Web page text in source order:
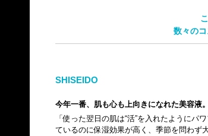
数々の
SHISEIDO
今年一番、肌も心も上向きになれた美容液。
「使った翌日の肌は“活”を入れたようにパ
ているのに保湿効果が高く、季節を問わず